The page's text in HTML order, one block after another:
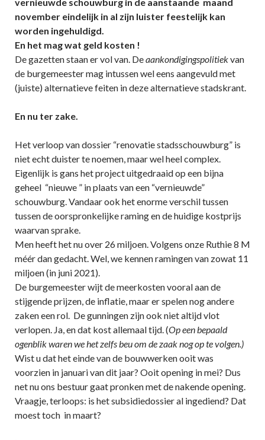
november eindelijk in al zijn luister feestelijk kan
worden ingehuldigd.
En het mag wat geld kosten !
De gazetten staan er vol van. Deaankondigingspolitiekvan
de burgemeester mag intussen wel eens aangevuld met
(juiste) alternatieve feiten in deze alternatieve stadskrant.
En nu ter zake.
Het verloop van dossier “renovatie stadsschouwburg” is
niet echt duister te noemen, maar wel heel complex.
Eigenlijk is gans het project uitgedraaid op een bijna
geheel “nieuwe ” in plaats van een “vernieuwde”
schouwburg. Vandaar ook het enorme verschil tussen
tussen de oorspronkelijke raming en de huidige kostprijs
waarvan sprake.
Men heeft het nu over 26 miljoen. Volgens onze Ruthie 8 M
méér dan gedacht. Wel, we kennen ramingen van zowat 11
miljoen (in juni 2021).
De burgemeester wijt de meerkosten vooral aan de
stijgende prijzen, de inflatie, maar er spelen nog andere
zaken een rol. De gunningen zijn ook niet altijd vlot
verlopen. Ja, en dat kost allemaal tijd. (Op een bepaald
ogenblik waren we het zelfs beu om de zaak nog op te volgen.)
Wist u dat het einde van de bouwwerken ooit was
voorzien in januari van dit jaar? Ooit opening in mei? Dus
net nu ons bestuur gaat pronken met de nakende opening.
Vraagje, terloops: is het subsidiedossier al ingediend? Dat
moest toch in maart?